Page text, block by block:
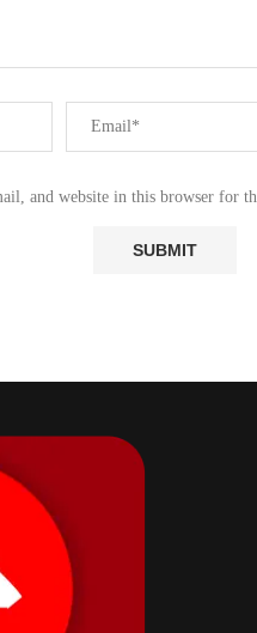
and website in this browser for